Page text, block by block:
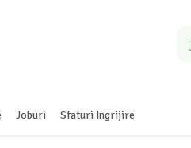
Joburi Sfaturi Ingrijire